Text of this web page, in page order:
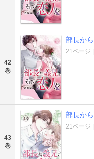
42
巻
部長か
21ページ
43
巻
部長か
21ページ